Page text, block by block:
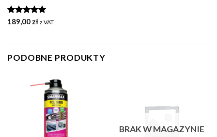
Oceniono
189,00 zł z VAT
PODOBNE PRODUKTY
BRAK W MAGAZYNIE